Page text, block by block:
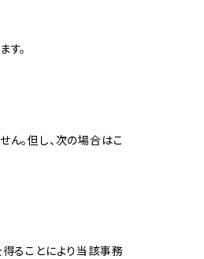
。
。但し、次の場合はこ
ることにより当該事務